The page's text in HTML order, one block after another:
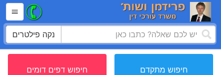
נקה פילטרים
חיפוש מתקדם חיפוש דפים דומים